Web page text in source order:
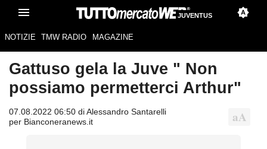
JUVENTUS
NOTIZIE TMW RADIO MAGAZINE
Gattuso gela la Juve " Non
possiamo permetterci Arthur"
07.08.2022 06:50 di Alessandro Santarelli
per Bianconeranews.it